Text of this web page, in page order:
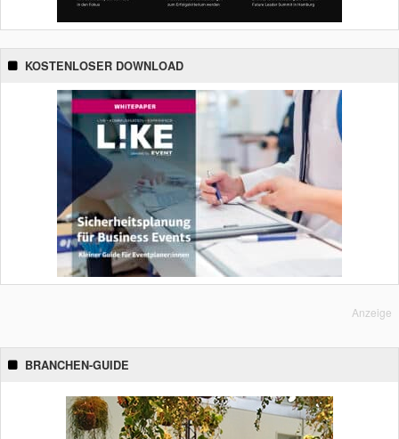
KOSTENLOSER DOWNLOAD
Anzeige
BRANCHEN-GUIDE